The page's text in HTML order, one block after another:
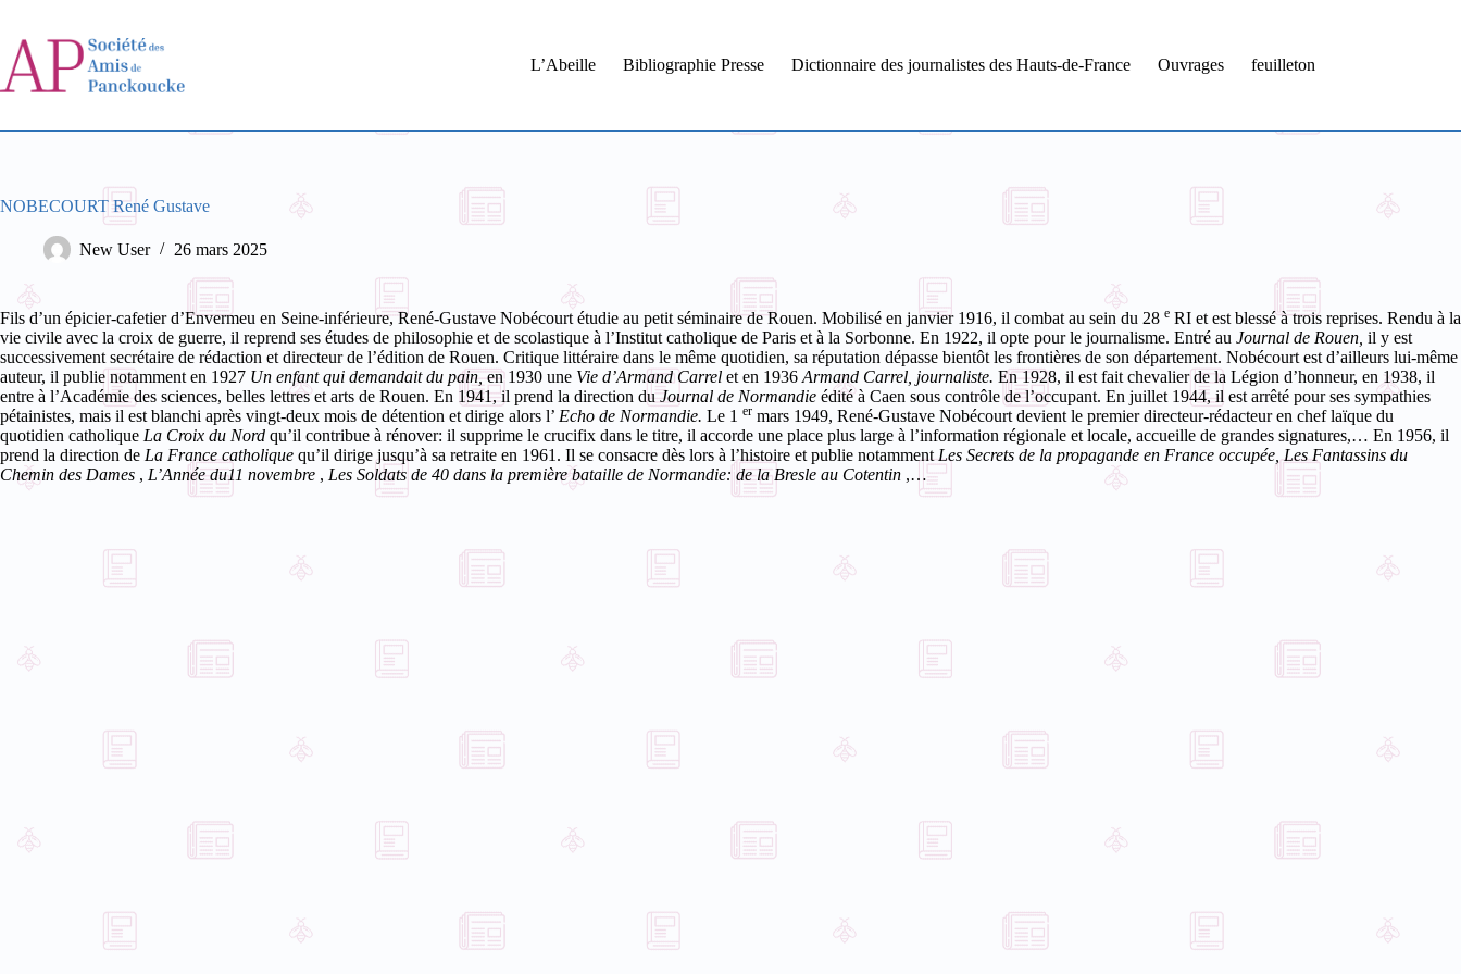
contenu
L’Abeille
Bibliographie Presse Dictionnaire des journalistes des Hauts-de-France Ouvrages feuilleton
NOBECOURT René Gustave
New User 26 mars 2025
Fils d’un épicier-cafetier d’Envermeu en Seine-inférieure, René-Gustave Nobécourt étudie au petit séminaire de Rouen. Mobilisé en janvier 1916, il combat au sein du 28 e RI et est blessé à trois reprises. Rendu à la
vie civile avec la croix de guerre, il reprend ses études de philosophie et de scolastique à l’Institut catholique de Paris et à la Sorbonne. En 1922, il opte pour le journalisme. Entré au Journal de Rouen, il y est
successivement secrétaire de rédaction et directeur de l’édition de Rouen. Critique littéraire dans le même quotidien, sa réputation dépasse bientôt les frontières de son département. Nobécourt est d’ailleurs lui-même
auteur, il publie notamment en 1927 Un enfant qui demandait du pain, en 1930 une Vie d’Armand Carrel et en 1936 Armand Carrel, journaliste. En 1928, il est fait chevalier de la Légion d’honneur, en 1938, il
entre à l’Académie des sciences, belles lettres et arts de Rouen. En 1941, il prend la direction du Journal de Normandie édité à Caen sous contrôle de l’occupant. En juillet 1944, il est arrêté pour ses sympathies
pétainistes, mais il est blanchi après vingt-deux mois de détention et dirige alors l’ Echo de Normandie. Le 1 er mars 1949, René-Gustave Nobécourt devient le premier directeur-rédacteur en chef laïque du
quotidien catholique La Croix du Nord qu’il contribue à rénover: il supprime le crucifix dans le titre, il accorde une place plus large à l’information régionale et locale, accueille de grandes signatures,… En 1956, il
prend la direction de La France catholique qu’il dirige jusqu’à sa retraite en 1961. Il se consacre dès lors à l’histoire et publie notamment Les Secrets de la propagande en France occupée, Les Fantassins du
Chemin des Dames , L’Année du11 novembre , Les Soldats de 40 dans la première bataille de Normandie: de la Bresle au Cotentin ,…